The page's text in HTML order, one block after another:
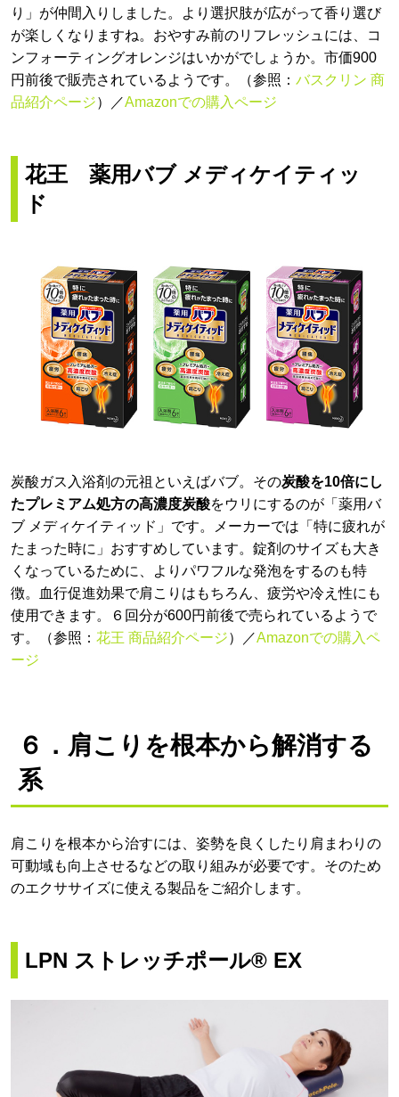
り」が仲間入りしました。より選択肢が広がって香り選び
が楽しくなりますね。おやすみ前のリフレッシュには、コ
ンフォーティングオレンジはいかがでしょうか。市価900
円前後で販売されているようです。（参照： バスクリン 商
品紹介ページ）／Amazonでの購入ページ
花王 薬用バブ メディケイティッ
ド
炭酸ガス入浴剤の元祖といえばバブ。その炭酸を10倍にし
たプレミアム処方の高濃度炭酸をウリにするのが「薬用バ
ブ メディケイティッド」です。メーカーでは「特に疲れが
たまった時に」おすすめしています。錠剤のサイズも大き
くなっているために、よりパワフルな発泡をするのも特
徴。血行促進効果で肩こりはもちろん、疲労や冷え性にも
使用できます。６回分が600円前後で売られているようで
す。（参照： 花王 商品紹介ページ）／Amazonでの購入ペ
ージ
６．肩こりを根本から解消する
系
肩こりを根本から治すには、姿勢を良くしたり肩まわりの
可動域も向上させるなどの取り組みが必要です。そのため
のエクササイズに使える製品をご紹介します。
LPN ストレッチポール® EX